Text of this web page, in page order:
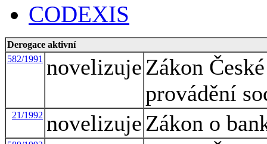
CODEXIS
Derogace aktivní
582/1991 novelizujeZákon
provádění
21/1992 novelizujeZákon o